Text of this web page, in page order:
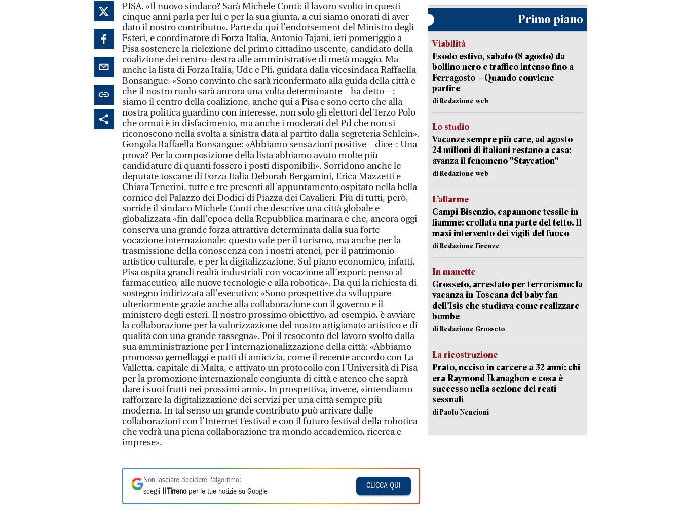
PISA. «Il nuovo sindaco? Sarà Michele Conti: il lavoro svolto in questi
cinque anni parla per lui e per la sua giunta, a cui siamo onorati di aver
dato il nostro contributo». Parte da qui l’endorsement del Ministro degli
Esteri, e coordinatore di Forza Italia, Antonio Tajani, ieri pomeriggio a
Pisa sostenere la rielezione del primo cittadino uscente, candidato della
coalizione dei centro-destra alle amministrative di metà maggio. Ma
anche la lista di Forza Italia, Udc e Pli, guidata dalla vicesindaca Raffaella
Bonsangue. «Sono convinto che sarà riconfermato alla guida della città e
che il nostro ruolo sarà ancora una volta determinante – ha detto – :
siamo il centro della coalizione, anche qui a Pisa e sono certo che alla
nostra politica guardino con interesse, non solo gli elettori del Terzo Polo
che ormai è in disfacimento, ma anche i moderati del Pd che non si
riconoscono nella svolta a sinistra data al partito dalla segreteria Schlein».
Gongola Raffaella Bonsangue: «Abbiamo sensazioni positive – dice-: Una
prova? Per la composizione della lista abbiamo avuto molte più
candidature di quanti fossero i posti disponibili». Sorridono anche le
deputate toscane di Forza Italia Deborah Bergamini, Erica Mazzetti e
Chiara Tenerini, tutte e tre presenti all’appuntamento ospitato nella bella
cornice del Palazzo dei Dodici di Piazza dei Cavalieri. Più di tutti, però,
sorride il sindaco Michele Conti che descrive una città globale e
globalizzata «fin dall’epoca della Repubblica marinara e che, ancora oggi
conserva una grande forza attrattiva determinata dalla sua forte
vocazione internazionale: questo vale per il turismo, ma anche per la
trasmissione della conoscenza con i nostri atenei, per il patrimonio
artistico culturale, e per la digitalizzazione. Sul piano economico, infatti,
Pisa ospita grandi realtà industriali con vocazione all’export: penso al
farmaceutico, alle nuove tecnologie e alla robotica». Da qui la richiesta di
sostegno indirizzata all’esecutivo: «Sono prospettive da sviluppare
ulteriormente grazie anche alla collaborazione con il governo e il
ministero degli esteri. Il nostro prossimo obiettivo, ad esempio, è avviare
la collaborazione per la valorizzazione del nostro artigianato artistico e di
qualità con una grande rassegna». Poi il resoconto del lavoro svolto dalla
sua amministrazione per l’internazionalizzazione della città: «Abbiamo
promosso gemellaggi e patti di amicizia, come il recente accordo con La
Valletta, capitale di Malta, e attivato un protocollo con l’Università di Pisa
per la promozione internazionale congiunta di città e ateneo che saprà
dare i suoi frutti nei prossimi anni». In prospettiva, invece, «intendiamo
rafforzare la digitalizzazione dei servizi per una città sempre più
moderna. In tal senso un grande contributo può arrivare dalle
collaborazioni con l’Internet Festival e con il futuro festival della robotica
che vedrà una piena collaborazione tra mondo accademico, ricerca e
imprese».
Non lasciare decidere l'algoritmo:
scegli
Il Tirrenoper le tue notizie su Google
CLICCA QUI
Primo piano
Viabilità
Esodo estivo, sabato (8 agosto) da
bollino nero e traffico intenso fino a
Ferragosto – Quando conviene
partire
di Redazione web
Lo studio
Vacanze sempre più care, ad agosto
24 milioni di italiani restano a casa:
avanza il fenomeno "Staycation"
di Redazione web
L’allarme
Campi Bisenzio, capannone tessile in
fiamme: crollata una parte del tetto. Il
maxi intervento dei vigili del fuoco
di Redazione Firenze
In manette
Grosseto, arrestato per terrorismo: la
vacanza in Toscana del baby fan
dell’Isis che studiava come realizzare
bombe
di Redazione Grosseto
La ricostruzione
Prato, ucciso in carcere a 32 anni: chi
era Raymond Ikanagbon e cosa è
successo nella sezione dei reati
sessuali
di Paolo Nencioni